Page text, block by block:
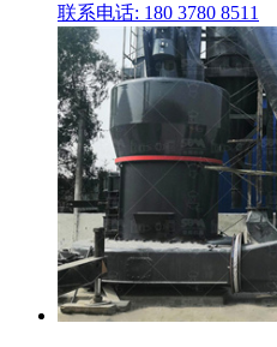
联系电话: 180 3780 8511